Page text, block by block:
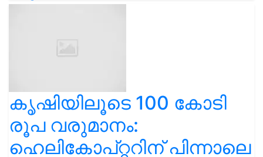
കൃഷിയിലൂടെ 100 കോടി
രൂപ വരുമാനം:
ഹെലികോപ്റ്ററിന് പിന്നാലെ